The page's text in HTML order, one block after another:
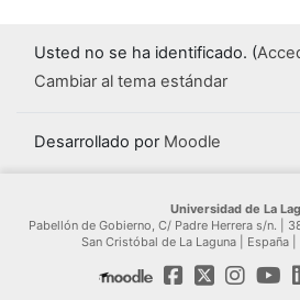
Usted no se ha identificado. (
Cambiar al tema estándar
Desarrollado por Moodle
Universidad de La
Pabellón de Gobierno, C/ Padre Herrera s/n. |
San Cristóbal de La Laguna | España